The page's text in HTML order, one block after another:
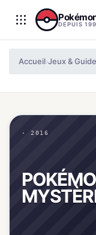
Aller au contenu
DEPUIS
Accueil›Jeux &
· 2016